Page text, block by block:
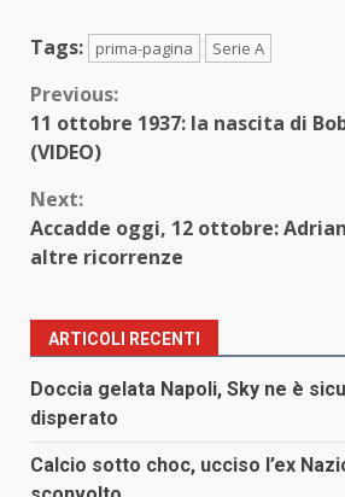
Tags: prima-pagina Serie A
Continue
Reading
Previous:
11 ottobre 1937: la nascita di
(VIDEO)
Next:
Accadde oggi, 12 ottobre:
altre ricorrenze
ARTICOLI RECENTI
Doccia gelata Napoli, Sky ne è
disperato
Calcio sotto choc, ucciso l’ex